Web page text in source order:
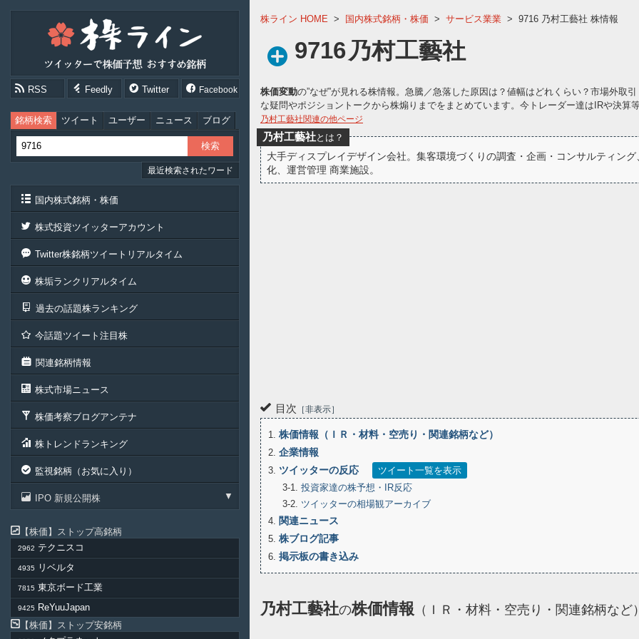
RSS Feedly Twitter Facebook
銘柄検索 ツイート ユーザー ニュース ブログ
最近検索されたワード
国内株式銘柄・株価
株式投資ツイッターアカウント
Twitter株銘柄ツイートリアルタイム
株垢ランクリアルタイム
過去の話題株ランキング
今話題ツイート注目株
関連銘柄情報
株式市場ニュース
株価考察ブログアンテナ
株トレンドランキング
監視銘柄（お気に入り）
IPO 新規公開株
株価 ストップ高銘柄
2962 テクニスコ
4935 リベルタ
7815 東京ボード工業
9425
ReYuuJapan
株価
ストップ安銘柄
株ライン HOME > 国内株式銘柄・株価 > サービス業業 > 9716 乃村工藝社 株情報
9716乃村工藝社
株価変動の”なぜ”が見れる株情報。急騰／急落した原因は？値幅はどれくらい？市場外
な疑問やポジショントークから株煽りまでをまとめています。今トレーダー達はIRや決算
乃村工藝社関連の他ページ
乃村工藝社とは？
大手ディスプレイデザイン会社。集客環境づくりの調査・企画・コンサルティン
化、運営管理 商業施設。
目次 非表示
1 株価情報（ＩＲ・材料・空売り・関連銘柄など）
2 企業情報
3 ツイッターの反応
ツイート一覧を表示
3-1 投資家達の株予想・IR反応
3-2 ツイッターの相場観アーカイブ
4
関連ニュース
5 株ブログ記事
6 掲示板の書き込み
乃村工藝社の株価情報 （ＩＲ・材料・空売り・関連銘柄など）